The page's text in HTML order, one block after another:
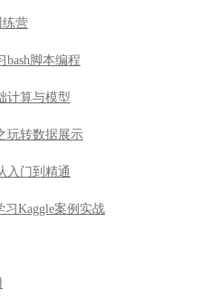
练营
bash脚本编程
计算与模型
玩转数据展示
入门到精通
习Kaggle案例实战